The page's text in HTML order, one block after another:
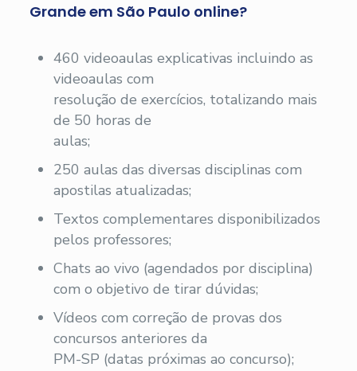
Grande em São Paulo online?
460 videoaulas explicativas incluindo as
videoaulas com
resolução de exercícios, totalizando mais
de 50 horas de
aulas;
250 aulas das diversas disciplinas com
apostilas atualizadas;
Textos complementares disponibilizados
pelos professores;
Chats ao vivo (agendados por disciplina)
com o objetivo de tirar dúvidas;
Vídeos com correção de provas dos
concursos anteriores da
PM-SP (datas próximas ao concurso);